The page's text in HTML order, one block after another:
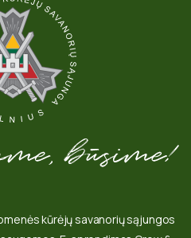
kūrėjų savanorių sąjungos